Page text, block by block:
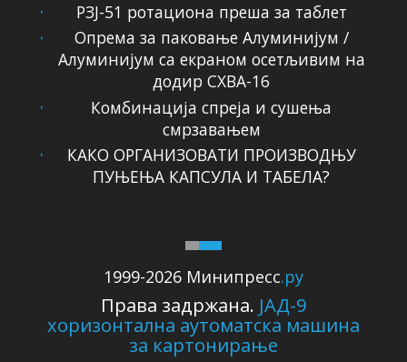
1999-2026 Минипресс.ру
Права задржана. ЈАД-9
хоризонтална аутоматска машина
за картонирање
РЗЈ-51 ротациона преша за таблет
Опрема за паковање Алуминијум /
Алуминијум са екраном осетљивим на
додир СХВА-16
Комбинација спреја и сушења
смрзавањем
КАКО ОРГАНИЗОВАТИ ПРОИЗВОДЊУ
ПУЊЕЊА КАПСУЛА И ТАБЕЛА?